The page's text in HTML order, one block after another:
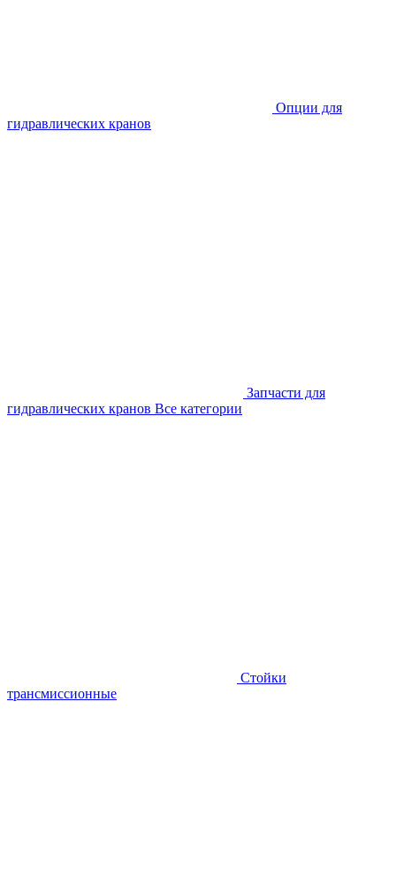
Опции для
гидравлических кранов
Запчасти для
гидравлических кранов Все категории
Стойки
трансмиссионные